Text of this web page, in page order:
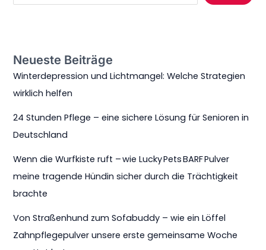
Neueste Beiträge
Winterdepression und Lichtmangel: Welche Strategien
wirklich helfen
24 Stunden Pflege – eine sichere Lösung für Senioren in
Deutschland
Wenn die Wurfkiste ruft – wie Lucky Pets BARF Pulver
meine tragende Hündin sicher durch die Trächtigkeit
brachte
Von Straßenhund zum Sofabuddy – wie ein Löffel
Zahnpflegepulver unsere erste gemeinsame Woche